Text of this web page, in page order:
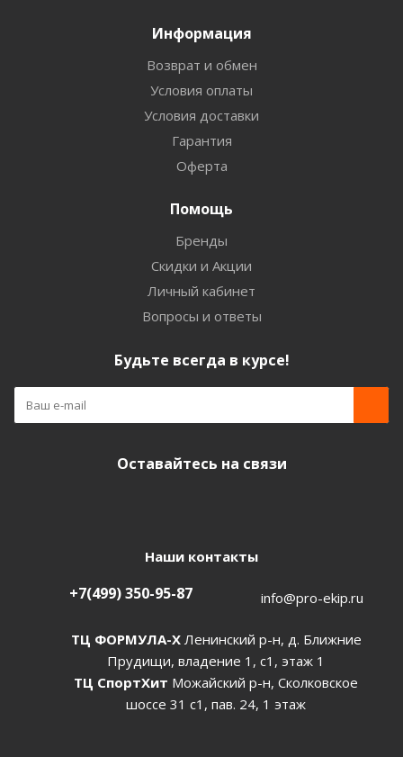
Информация
Возврат и обмен
Условия оплаты
Условия доставки
Гарантия
Оферта
Помощь
Бренды
Скидки и Акции
Личный кабинет
Вопросы и ответы
Будьте всегда в курсе!
Оставайтесь на связи
Наши контакты
+7(499) 350-95-87 info@pro-ekip.ru
ТЦ ФОРМУЛА-ХЛенинский р-н, д. Ближние
Прудищи, владение 1, с1, этаж 1
ТЦ СпортХит Можайский р-н, Сколковское
шоссе 31 с1, пав. 24, 1 этаж